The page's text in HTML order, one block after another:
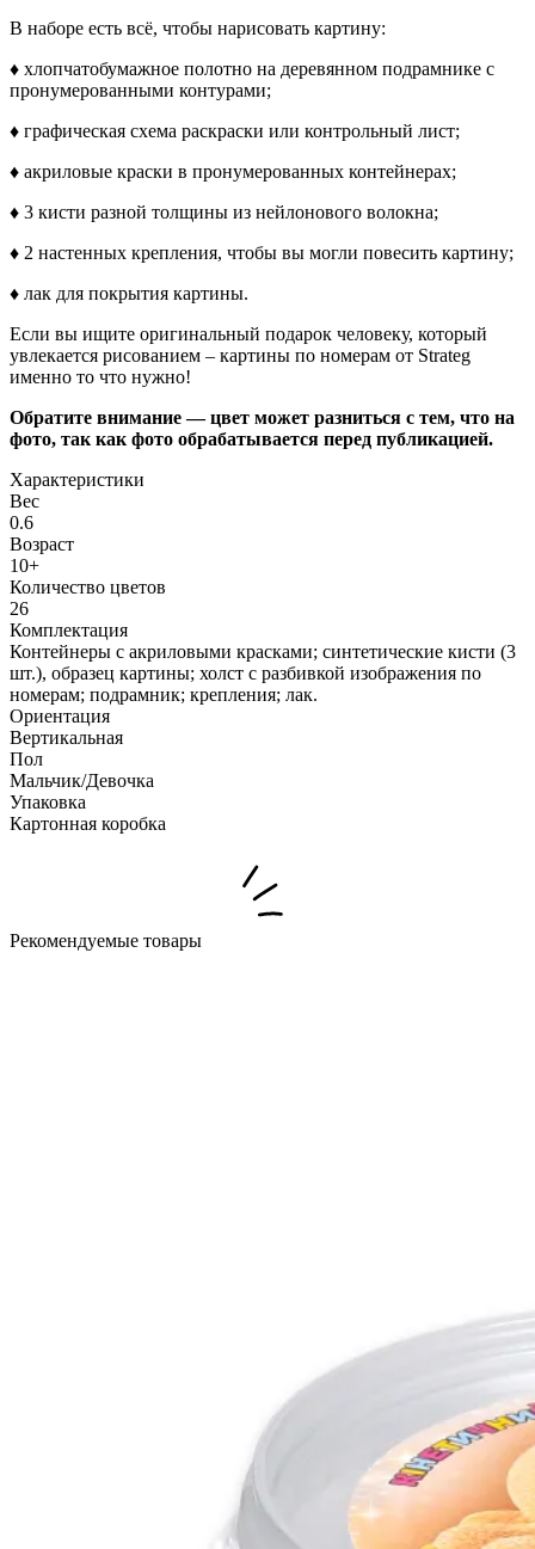
В наборе есть всё, чтобы нарисовать картину:
♦ хлопчатобумажное полотно на деревянном подрамнике с
пронумерованными контурами;
♦ графическая схема раскраски или контрольный лист;
♦ акриловые краски в пронумерованных контейнерах;
♦ 3 кисти разной толщины из нейлонового волокна;
♦ 2 настенных крепления, чтобы вы могли повесить картину;
♦ лак для покрытия картины.
Если вы ищите оригинальный подарок человеку, который
увлекается рисованием – картины по номерам от Strateg
именно то что нужно!
Обратите внимание — цвет может разниться с тем, что на
фото, так как фото обрабатывается перед публикацией.
Характеристики
Вес
0.6
Возраст
10+
Количество цветов
26
Комплектация
Контейнеры с акриловыми красками; синтетические кисти (3
шт.), образец картины; холст с разбивкой изображения по
номерам; подрамник; крепления; лак.
Ориентация
Вертикальная
Пол
Мальчик/Девочка
Упаковка
Картонная коробка
Рекомендуемые товары